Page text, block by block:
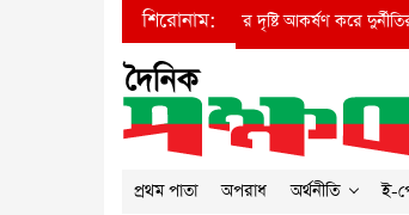
শিরোনাম:
প্রধানমন্ত্রীর দৃষ্টি আকর্ষণ করে দুর্নীতির
প্রথম পাতা অপরাধ অর্থনীতি ই-